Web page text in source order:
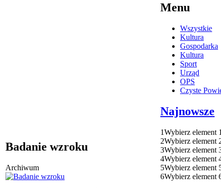
Badanie wzroku
Archiwum
Menu
Wszystkie
Kultura
Gospodarka
Kultura
Sport
Urząd
OPS
Czyste
Najnowsze
1Wybierz element
2Wybierz element
3Wybierz element
4Wybierz element
5Wybierz element
6Wybierz element